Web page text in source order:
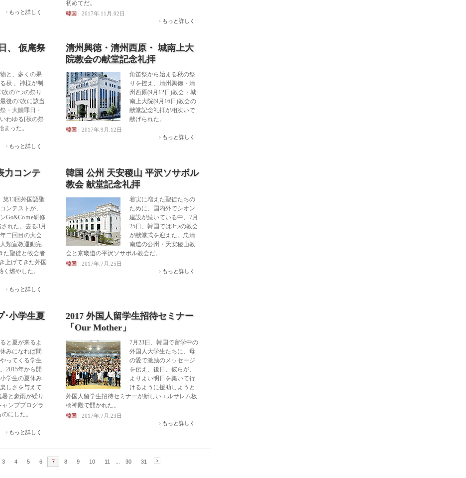
もっと詳しく
初めてだ。
韓国
2017年.11月.02日
もっと詳しく
、 仮庵祭
と、多くの果
秋 。神様が制
次の7つの祭り
後の3次に該当
・大贖罪日・
わゆる[秋の祭
った。
もっと詳しく
清州興徳・清州西原・ 城南上大
院教会の献堂記念礼拝
角笛祭から始まる秋の祭
りを控え、清州興徳・清
州西原(9月12日)教会・城
南上大院(9月16日)教会の
献堂記念礼拝が相次いで
献げられた。
韓国
2017年.9月.12日
もっと詳しく
力コンテ
第13回外国語聖
ンテストが、
Go&Coｍe研修
れた。去る3月
二回目の大会
類宣教運動完
た聖徒と牧会者
上げてきた外国
燃やした。
もっと詳しく
韓国 公州 天安稷山 平沢ソサボル
教会 献堂記念礼拝
着実に増えた聖徒たちの
ために、国内外でシオン
建設が続いている中、7月
25日、韓国では3つの教会
が献堂式を迎えた。忠清
南道の公州・天安稷山教
会と京畿道の平沢ソサボル教会だ。
韓国
2017年.7月.25日
もっと詳しく
･小学生夏
と夏が来るよ
みになれば間
ってくる学生
2015年から開
学生の夏休み
しさを与えて
と豪雨が繰り
ンププログラ
にした。
もっと詳しく
2017 外国人留学生招待セミナー
「Our Mother」
7月23日、韓国で留学中の
外国人大学生たちに、母
の愛で激励のメッセージ
を伝え、後日、彼らが、
よりよい明日を築いて行
けるように援助しようと
外国人留学生招待セミナーが新しいエルサレム板
橋神殿で開かれた。
韓国
2017年.7月.23日
もっと詳しく
3 4 5 6 7 8 9 10 11 30 31